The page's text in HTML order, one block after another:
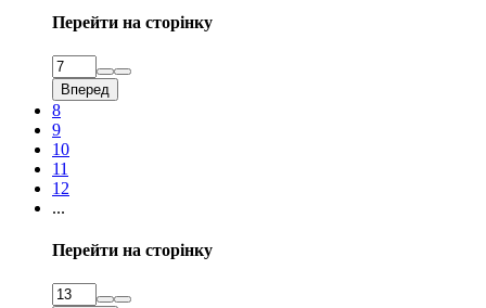
Перейти на сторінку
Вперед
8
9
10
11
12
...
Перейти на сторінку